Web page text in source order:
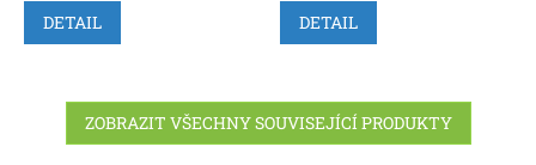
DETAIL DETAIL
ZOBRAZIT VŠECHNY SOUVISEJÍCÍ PRODUKTY